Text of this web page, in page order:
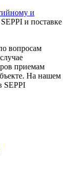
и
и поставке
вопросам
приемам
На нашем
SEPPI